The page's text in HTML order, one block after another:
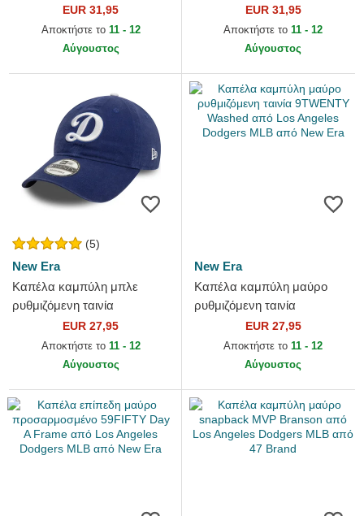
M-Crown A Frame από Los
Angeles Dodgers MLB από
EUR 31,95
Αποκτήστε το 11 - 12
Αύγουστος
ταινία 9FORTY Leopard
Cosy από Los Angeles
Dodgers MLB από...
EUR 31,95
Αποκτήστε το 11 - 12
Αύγουστος
(5)
New Era
Καπέλα καμπύλη μπλε
ρυθμιζόμενη ταινία
9TWENTY Core Classic από
Los Angeles Dodgers MLB
από New Era
EUR 27,95
Αποκτήστε το 11 - 12
Αύγουστος
New Era
Καπέλα καμπύλη μαύρο
ρυθμιζόμενη ταινία
9TWENTY Washed από Los
Angeles Dodgers MLB από
EUR 27,95
Αποκτήστε το 11 - 12
Αύγουστος